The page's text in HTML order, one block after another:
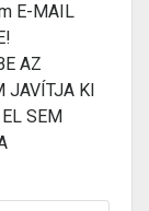
E-MAIL
AZ
JAVÍTJA KI
SEM